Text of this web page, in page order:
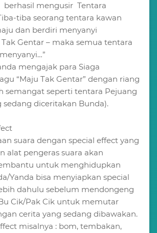
berhasil mengusir Tentara
tiba seorang tentara kawan
dan berdiri menyanyi
Gentar – maka semua tentara
mengajak para Siaga
“Maju Tak Gentar” dengan riang
seperti tentara Pejuang
sedang diceritakan Bunda).
suara dengan special effect yang
alat pengeras suara akan
untuk menghidupkan
Yanda bisa menyiapkan special
dahulu sebelum mendongeng
Cik/Pak Cik untuk memutar
cerita yang sedang dibawakan.
misalnya : bom, tembakan,